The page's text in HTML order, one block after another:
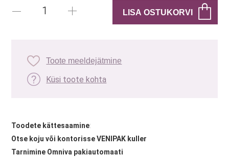
Toote meeldejätmine
Küsi toote kohta
Toodete kättesaamine:
Otse koju või kontorisse VENIPAK kuller
Tarnimine Omniva pakiautomaati